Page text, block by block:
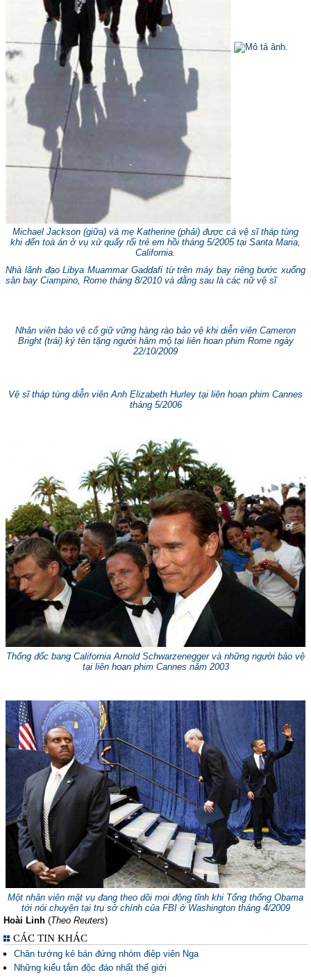
Michael Jackson (giữa) và mẹ Katherine (phải) được cá vệ sĩ tháp tùng
khi đến toà án ở vụ xử quấy rối trẻ em hồi tháng 5/2005 tại Santa Maria,
California.
Nhà lãnh đạo Libya Muammar Gaddafi từ trên máy bay riêng bước xuống
sân bay Ciampino, Rome tháng 8/2010 và đằng sau là các nữ vệ sĩ
Nhân viên bảo vệ cố giữ vững hàng rào bảo vệ khi diễn viên Cameron
Bright (trái) ký tên tặng người hâm mộ tại liên hoan phim Rome ngày
22/10/2009
Vệ sĩ tháp tùng diễn viên Anh Elizabeth Hurley tại liên hoan phim Cannes
tháng 5/2006
Thống đốc bang California Arnold Schwarzenegger và những người bảo vệ
tại liên hoan phim Cannes năm 2003
Một nhân viên mật vụ đang theo dõi mọi động tĩnh khi Tổng thống Obama
tới nói chuyện tại trụ sở chính của FBI ở Washington tháng 4/2009
Hoài Linh (Theo Reuters)
CÁC TIN KHÁC
Chân tướng kẻ bán đứng nhóm điệp viên Nga
Những kiểu tắm độc đáo nhất thế giới